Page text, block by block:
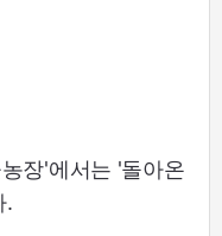
장'에서는 '돌아온
.